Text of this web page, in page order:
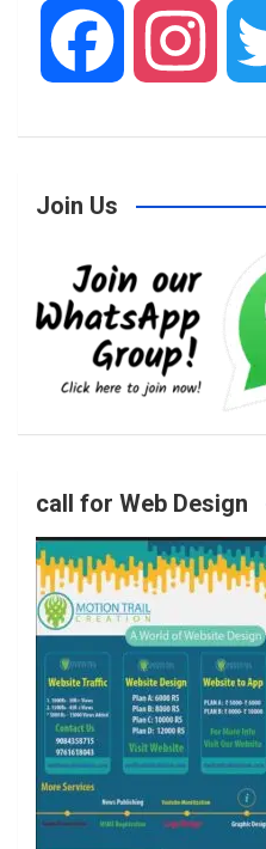
e
b
o
k
s
r
a
m
Join Us
call for Web Design